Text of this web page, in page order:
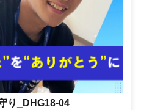
り_DHG18-04